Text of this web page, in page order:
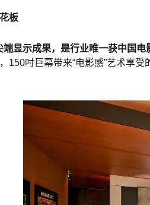
板
显示成果，是行业唯一获中国电
150吋巨幕带来“电影感”艺术享